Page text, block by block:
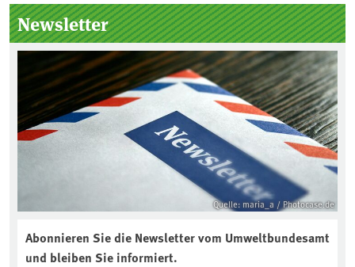
Seitenleiste
Newsletter
Quelle: maria_a / Photocase.de
Abonnieren Sie die Newsletter vom Umweltbundesamt
und bleiben Sie informiert.